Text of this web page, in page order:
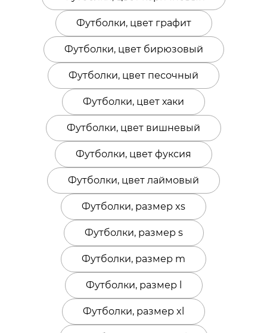
Футболки, цвет графит
Футболки, цвет бирюзовый
Футболки, цвет песочный
Футболки, цвет хаки
Футболки, цвет вишневый
Футболки, цвет фуксия
Футболки, цвет лаймовый
Футболки, размер xs
Футболки, размер s
Футболки, размер m
Футболки, размер l
Футболки, размер xl